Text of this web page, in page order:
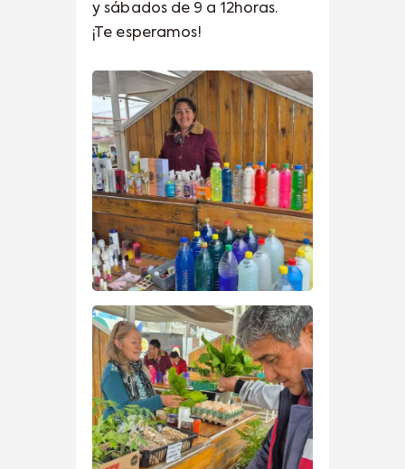
y sábados de 9 a 12horas.
¡Te esperamos!